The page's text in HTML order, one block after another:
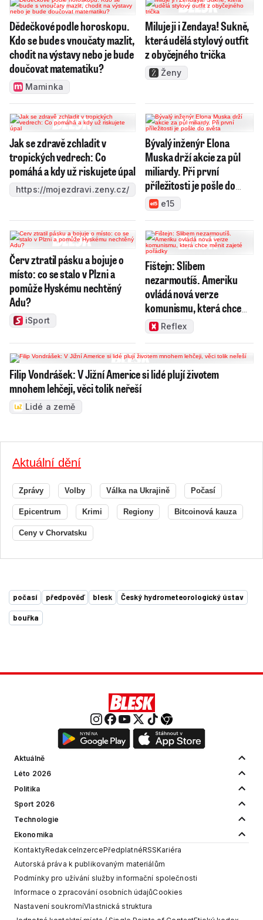
Dědečkové podle horoskopu.
Kdo se bude s vnoučaty mazlit,
chodit na výstavy nebo je bude
doučovat matematiku?
Maminka
Miluje ji i Zendaya! Sukně,
která udělá stylový outfit
z obyčejného trička
Ženy
Jak se zdravě zchladit v
tropických vedrech: Co
pomáhá a kdy už riskujete úpal
https://mojezdravi.zeny.cz/
Bývalý inženýr Elona
Muska drží akcie za půl
miliardy. Při první
příležitosti je pošle do
světae15
Červ ztratil pásku a bojuje o
místo: co se stalo v Plzni a
pomůže Hyskému nechtěný
Adu?
iSport
Fištejn: Slibem
nezarmoutíš. Ameriku
ovládá nová verze
komunismu, která chce
měnit zajeté pořádky
Reflex
Filip Vondrášek: V Jižní Americe si lidé plují životem
mnohem lehčeji, věci tolik neřeší
Lidé a země
Aktuální dění
Zprávy Volby Válka na Ukrajině Počasí
Epicentrum Krimi Regiony Bitcoinová kauza
Ceny v Chorvatsku
počasí předpověď blesk Český hydrometeorologický ústav
bouřka
Aktuálně
Léto 2026
Politika
Sport 2026
Technologie
Ekonomika
KontaktyRedakceInzercePředplatnéRSSKariéra
Autorská práva k publikovaným materiálům
Podmínky pro užívání služby informační společnosti
Informace o zpracování osobních údajůCookies
Nastavení soukromíVlastnická struktura